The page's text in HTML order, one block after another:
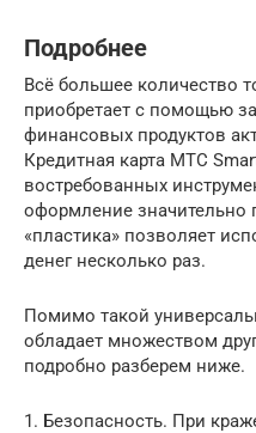
Подробнее
Всё большее количество
приобретает с помощью
финансовых продуктов
Кредитная карта МТС
востребованных
оформление значительно
«пластика» позволяет
денег несколько раз.
Помимо такой
обладает множеством
подробно разберем ниже.
1. Безопасность. При